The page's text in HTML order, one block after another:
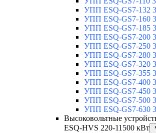
УПП ESQ-GS7-132
УПП ESQ-GS7-160
УПП ESQ-GS7-185
УПП ESQ-GS7-200
УПП ESQ-GS7-250
УПП ESQ-GS7-280
УПП ESQ-GS7-320
УПП ESQ-GS7-355
УПП ESQ-GS7-400
УПП ESQ-GS7-450
УПП ESQ-GS7-500
УПП ESQ-GS7-630
Высоковольтные
ESQ-HVS 220-11500 кВт